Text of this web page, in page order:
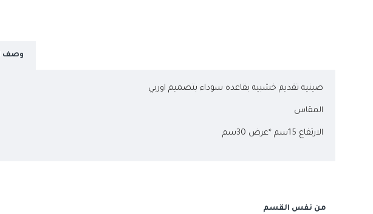
وصف
صينيه تقديم خشبيه بقاعده سوداء بتصميم اوربي
المقاس
الارتفاع 15سم *عرض 30سم
من نفس القسم